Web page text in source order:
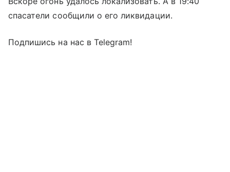
спасатели сообщили о его ликвидации.
Подпишись на нас в Telegram!